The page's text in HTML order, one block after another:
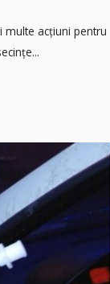
multe acțiuni pentru